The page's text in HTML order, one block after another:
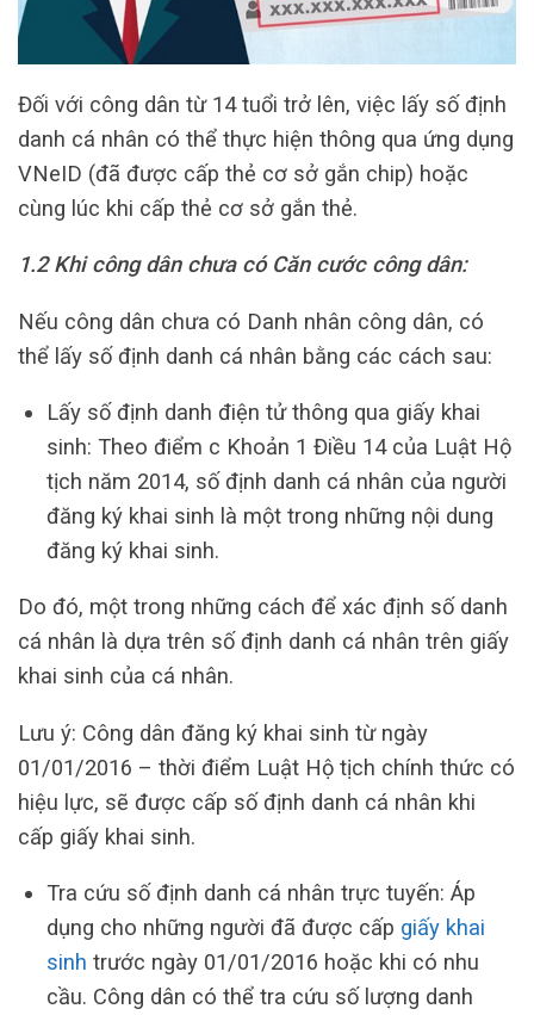
Đối với công dân từ 14 tuổi trở lên, việc lấy số định
danh cá nhân có thể thực hiện thông qua ứng dụng
VNeID (đã được cấp thẻ cơ sở gắn chip) hoặc
cùng lúc khi cấp thẻ cơ sở gắn thẻ.
1.2 Khi công dân chưa có Căn cước công dân:
Nếu công dân chưa có Danh nhân công dân, có
thể lấy số định danh cá nhân bằng các cách sau:
Lấy số định danh điện tử thông qua giấy khai
sinh: Theo điểm c Khoản 1 Điều 14 của Luật Hộ
tịch năm 2014, số định danh cá nhân của người
đăng ký khai sinh là một trong những nội dung
đăng ký khai sinh.
Do đó, một trong những cách để xác định số danh
cá nhân là dựa trên số định danh cá nhân trên giấy
khai sinh của cá nhân.
Lưu ý: Công dân đăng ký khai sinh từ ngày
01/01/2016 – thời điểm Luật Hộ tịch chính thức có
hiệu lực, sẽ được cấp số định danh cá nhân khi
cấp giấy khai sinh.
Tra cứu số định danh cá nhân trực tuyến: Áp
dụng cho những người đã được cấp giấy khai
sinh trước ngày 01/01/2016 hoặc khi có nhu
cầu. Công dân có thể tra cứu số lượng danh